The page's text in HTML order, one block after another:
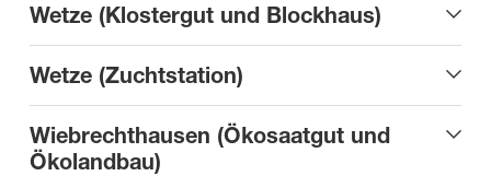
Wetze (Klostergut und Blockhaus)
Wetze (Zuchtstation)
Wiebrechthausen (Ökosaatgut und
Ökolandbau)